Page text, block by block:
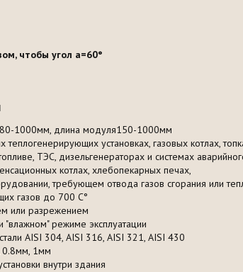
чтобы угол a=60°
1000мм, длина модуля150-1000мм
установках, газовых котлах,
ТЭС, дизельгенераторах и системах
котлах, хлебопекарных печах,
требующем отвода газов сгорания или
газов до 700 С°
или разрежением
"влажном" режиме эксплуатации
AISI 304, AISI 316, AISI 321, AISI 430
0.8мм, 1мм
внутри здания